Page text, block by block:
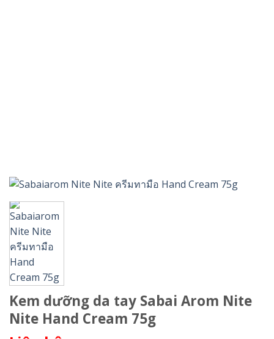
Kem dưỡng da tay Sabai Arom Nite
Nite Hand Cream 75g